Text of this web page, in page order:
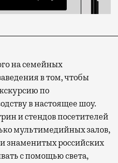
на семейных
в том, чтобы
по
в настоящее шоу.
и стендов посетителей
мультимедийных залов,
знаменитых российских
с помощью света,